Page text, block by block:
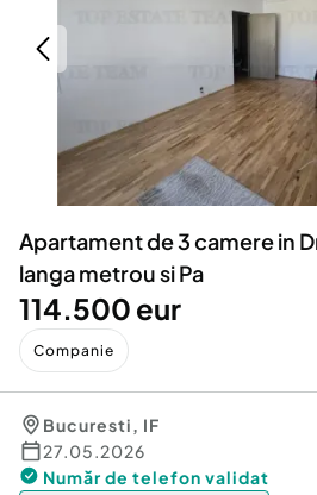
Servicii
Animale de companie
Afaceri și echipamente
Inchiriere Bunuri si Vehicule
Utilaje agricole si industriale
Piese auto si accesorii
Dacia Duster
Apartament de 3 camere in
langa metrou si Pa
114.500 eur
Companie
Bucuresti, IF
27.05.2026
Număr de telefon validat